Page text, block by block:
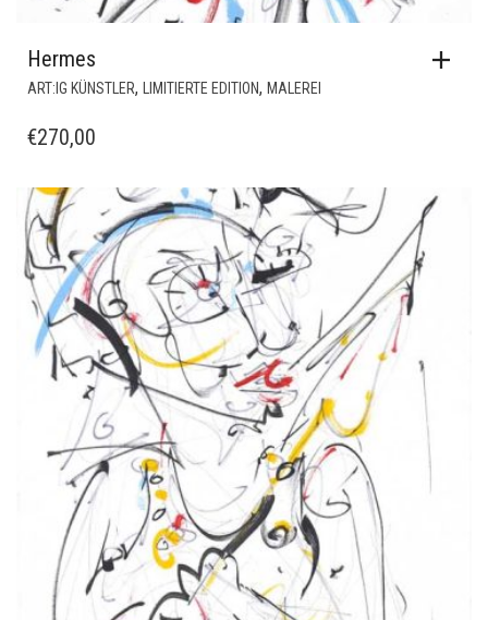
Hermes
ART:IG KÜNSTLER, LIMITIERTE EDITION, MALEREI
€270,00